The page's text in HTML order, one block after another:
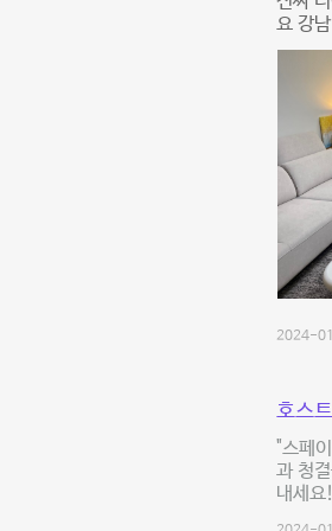
요 강
2024-
호스
"스페
과 청
내세